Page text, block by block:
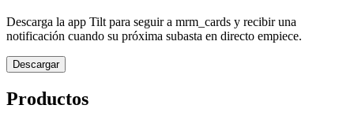
Descarga la app Tilt para seguir a mrm_cards y recibir una
notificación cuando su próxima subasta en directo empiece.
Descargar
Productos